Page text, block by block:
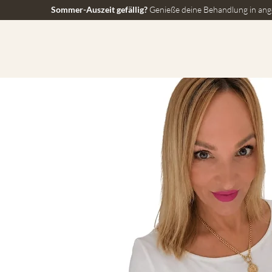
Sommer-Auszeit gefällig? Genieße deine Behandlung in